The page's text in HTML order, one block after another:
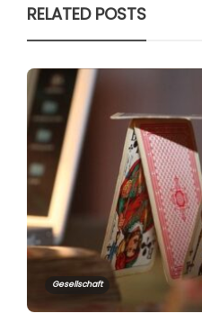
RELATED POSTS
Gesellschaft